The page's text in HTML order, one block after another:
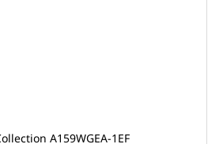
A159WGEA-1EF